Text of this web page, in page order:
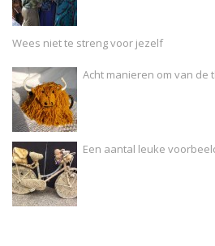
Wees niet te streng voor jezelf
Acht manieren om van de
Een aantal leuke